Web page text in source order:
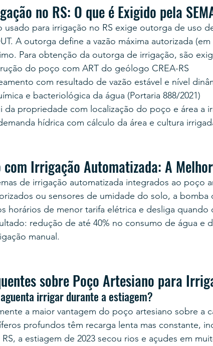
no RS: O que é Exigido pela
usado para irrigação no RS exige outorga de uso
A outorga define a vazão máxima autorizada
Para obtenção da outorga de irrigação, são
do poço com ART do geólogo CREA-RS
com resultado de vazão estável e nível
e bacteriológica da água (Portaria 888/2021)
da propriedade com localização do poço e área a
hídrica com cálculo da área e cultura
Irrigação Automatizada: A
de irrigação automatizada integrados ao poço
ou sensores de umidade do solo, a bomba
horários de menor tarifa elétrica e desliga quando
redução de até 40% no consumo de água e
manual.
sobre Poço Artesiano para
irrigar durante a estiagem?
a maior vantagem do poço artesiano sobre a
profundos têm recarga lenta mas constante,
RS, a estiagem de 2023 secou rios e açudes em